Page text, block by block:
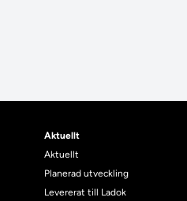
Aktuellt
Aktuellt
Planerad utveckling
Levererat till Ladok